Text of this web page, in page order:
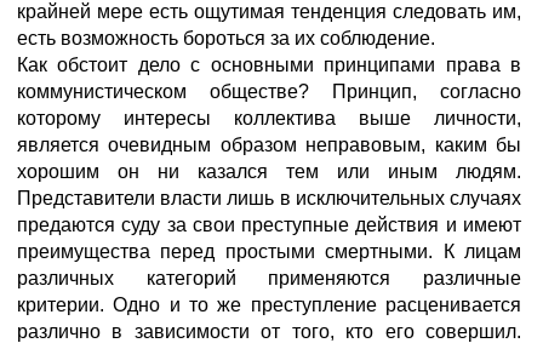
крайней мере есть ощутимая тенденция следовать им,
есть возможность бороться за их соблюдение.
Как обстоит дело с основными принципами права в
коммунистическом обществе? Принцип, согласно
которому интересы коллектива выше личности,
является очевидным образом неправовым, каким бы
хорошим он ни казался тем или иным людям.
Представители власти лишь в исключительных случаях
предаются суду за свои преступные действия и имеют
преимущества перед простыми смертными. К лицам
различных категорий применяются различные
критерии. Одно и то же преступление расценивается
различно в зависимости от того, кто его совершил.